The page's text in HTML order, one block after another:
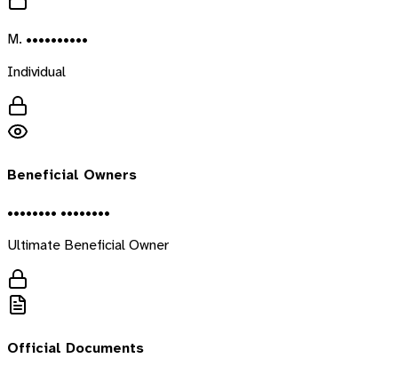
M. ••••••••••
Individual
Beneficial Owners
•••••••• ••••••••
Ultimate Beneficial Owner
Official Documents